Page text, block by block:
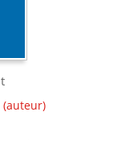
(auteur)